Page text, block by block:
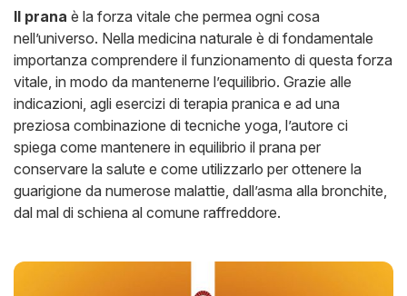
Il prana è la forza vitale che permea ogni cosa
nell’universo. Nella medicina naturale è di fondamentale
importanza comprendere il funzionamento di questa forza
vitale, in modo da mantenerne l’equilibrio. Grazie alle
indicazioni, agli esercizi di terapia pranica e ad una
preziosa combinazione di tecniche yoga, l’autore ci
spiega come mantenere in equilibrio il prana per
conservare la salute e come utilizzarlo per ottenere la
guarigione da numerose malattie, dall’asma alla bronchite,
dal mal di schiena al comune raffreddore.